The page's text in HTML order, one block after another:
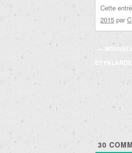
Cette
2015 par
Navigation
des
←
ET
30